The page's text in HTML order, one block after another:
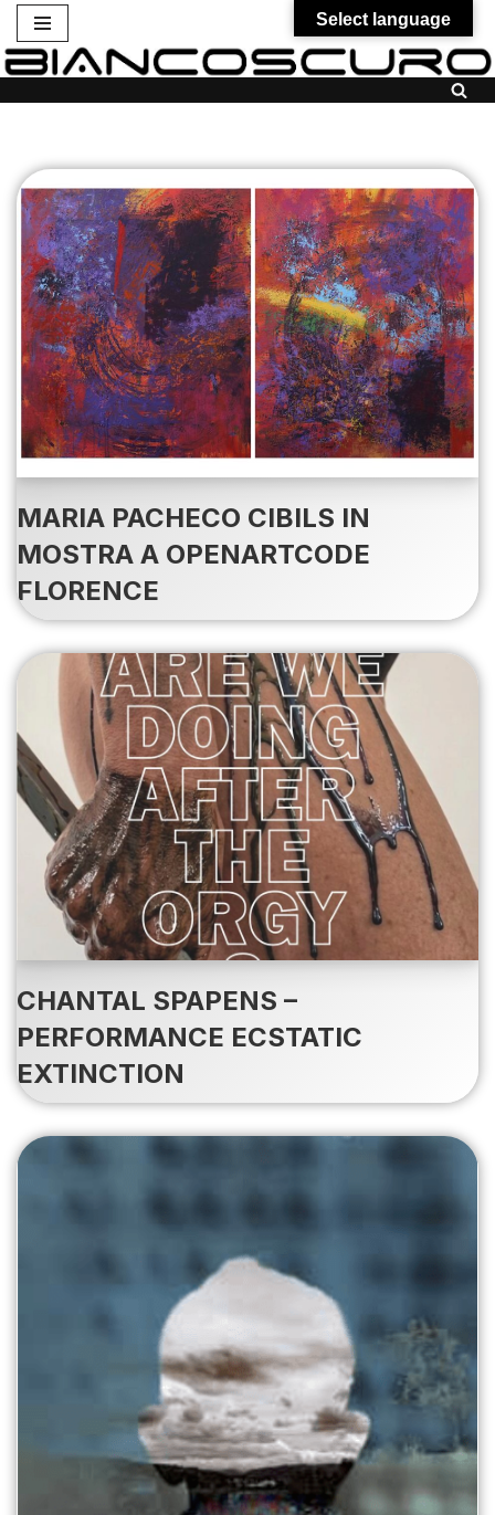
Vai
MARIA PACHECO CIBILS IN
MOSTRA A OPENARTCODE
FLORENCE
CHANTAL SPAPENS –
PERFORMANCE ECSTATIC
EXTINCTION
Select language